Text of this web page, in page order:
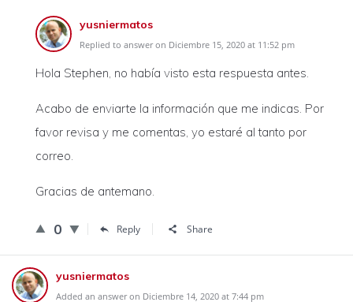
yusniermatos
Replied to answer on Diciembre 15, 2020 at 11:52 pm
Hola Stephen, no había visto esta respuesta antes.
Acabo de enviarte la información que me indicas. Por
favor revisa y me comentas, yo estaré al tanto por
correo.
Gracias de antemano.
0 Reply Share
yusniermatos
Added an answer on Diciembre 14, 2020 at 7:44 pm